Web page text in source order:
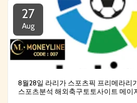
27
Aug
8월28일 라리가 스포츠픽 프리메라리
스포츠분석 해외축구토토사이트 메이